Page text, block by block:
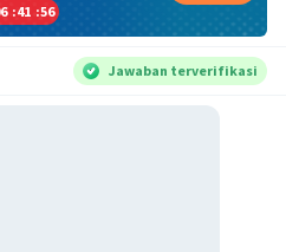
:41 :56
Jawaban terverifikasi